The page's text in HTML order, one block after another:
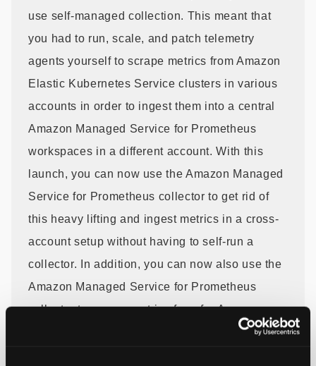
use self-managed collection. This meant that
you had to run, scale, and patch telemetry
agents yourself to scrape metrics from Amazon
Elastic Kubernetes Service clusters in various
accounts in order to ingest them into a central
Amazon Managed Service for Prometheus
workspaces in a different account. With this
launch, you can now use the Amazon Managed
Service for Prometheus collector to get rid of
this heavy lifting and ingest metrics in a cross-
account setup without having to self-run a
collector. In addition, you can now also use the
Amazon Managed Service for Prometheus
collector to scrape metrics from for Amazon
Elastic Kubernetes Service clusters to ingest